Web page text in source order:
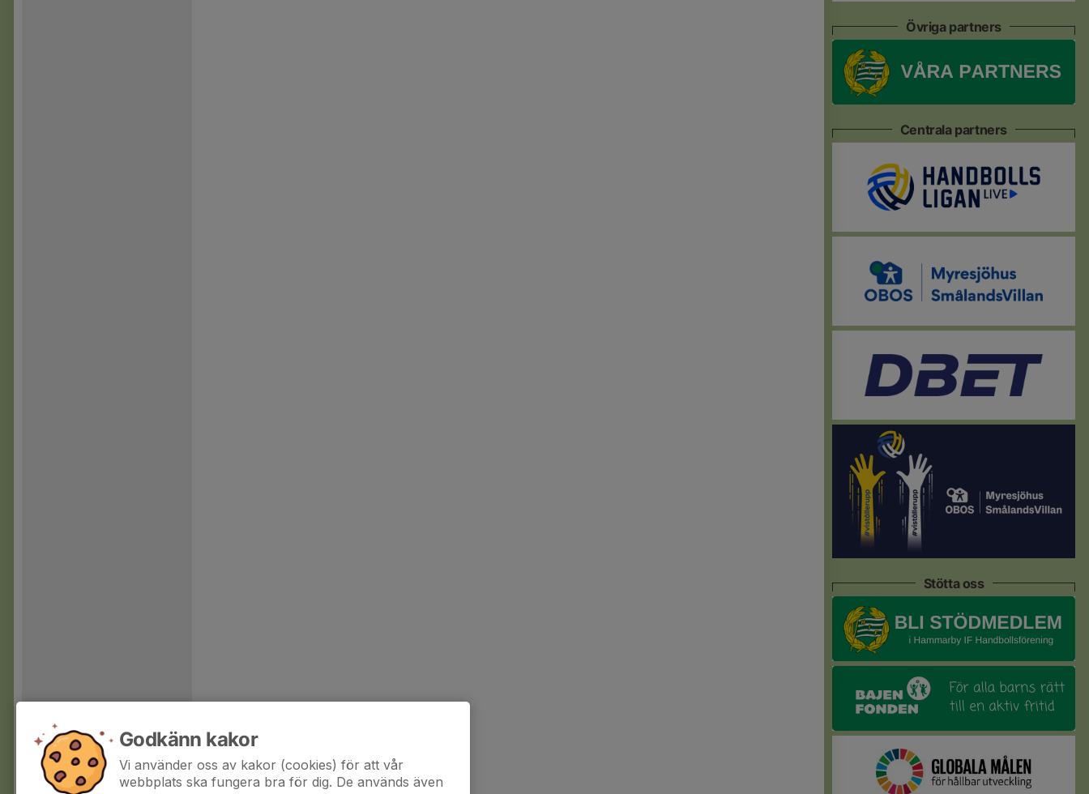
Övriga partners
Centrala partners
Stötta oss
Godkänn kakor
Vi använder oss av kakor (cookies) för att vår
webbplats ska fungera bra för dig. De används även